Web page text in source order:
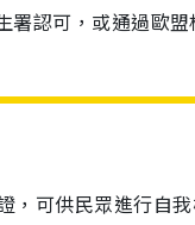
署認可，或通過歐盟
，可供民眾進行自